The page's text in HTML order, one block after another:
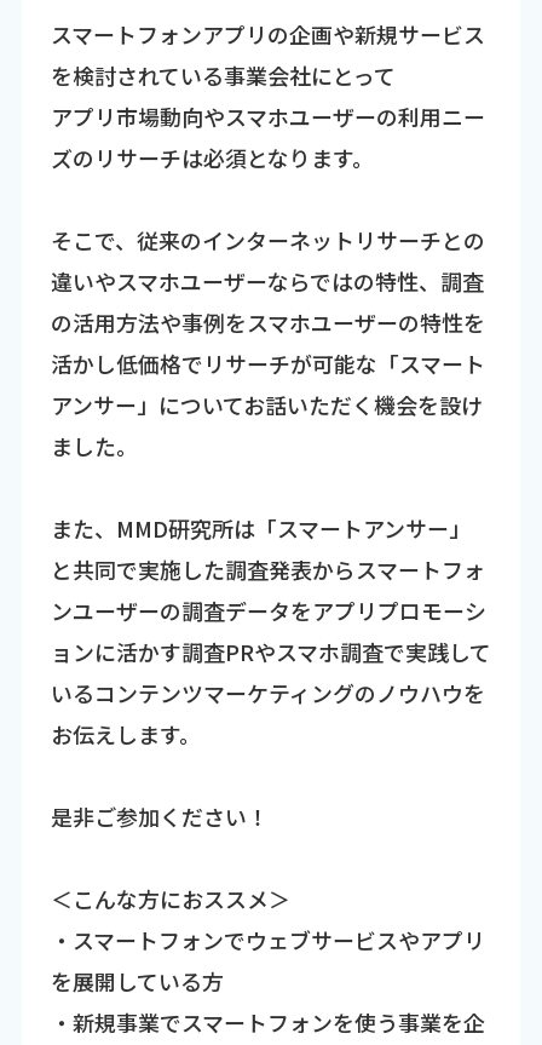
スマートフォンアプリの企画や新規サービス
を検討されている事業会社にとって
アプリ市場動向やスマホユーザーの利用ニー
ズのリサーチは必須となります。
そこで、従来のインターネットリサーチとの
違いやスマホユーザーならではの特性、調査
の活用方法や事例をスマホユーザーの特性を
活かし低価格でリサーチが可能な「スマート
アンサー」についてお話いただく機会を設け
ました。
また、MMD研究所は「スマートアンサー」
と共同で実施した調査発表からスマートフォ
ンユーザーの調査データをアプリプロモーシ
ョンに活かす調査PRやスマホ調査で実践して
いるコンテンツマーケティングのノウハウを
お伝えします。
是非ご参加ください！
＜こんな方におススメ＞
・スマートフォンでウェブサービスやアプリ
を展開している方
・新規事業でスマートフォンを使う事業を企